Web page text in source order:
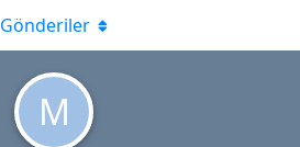
M
Gönderiler